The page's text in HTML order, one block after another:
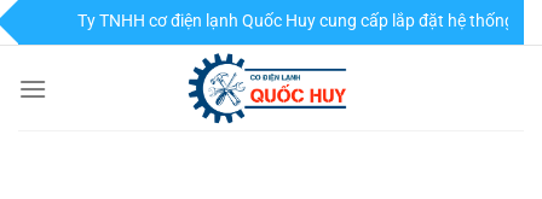
Chuyển
đến
dung
Công Ty TNHH cơ điện lạnh Quốc Huy cung cấp lắp đặt hệ thống điều